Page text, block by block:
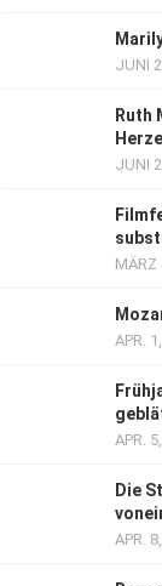
JUNI
Ruth
JUNI
MÄRZ
APR.
APR.
Die
APR.